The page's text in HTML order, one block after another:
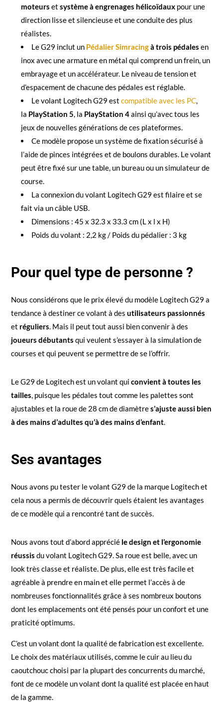
moteurs et système à engrenages hélicoïdaux pour une
direction lisse et silencieuse et une conduite des plus
réalistes.
Le G29 inclut un Pédalier Simracingà trois pédales en
inox avec une armature en métal qui comprend un frein, un
embrayage et un accélérateur. Le niveau de tension et
d’espacement de chacune des pédales est réglable.
Le volant Logitech G29 est compatible avec les PC,
la PlayStation 5, la PlayStation 4ainsi qu’avec tous les
jeux de nouvelles générations de ces plateformes.
Ce modèle propose un système de fixation sécurisé à
l’aide de pinces intégrées et de boulons durables. Le volant
peut être fixé sur une table, un bureau ou un simulateur de
course.
La connexion du volant Logitech G29 est filaire et se
fait via un câble USB.
Dimensions : 45 x 32.3 x 33.3 cm (L x l x H)
Poids du volant : 2,2 kg / Poids du pédalier : 3 kg
Pour quel type de personne ?
Nous considérons que le prix élevé du modèle Logitech G29 a
tendance à destiner ce volant à des utilisateurs passionnés
et réguliers. Mais il peut tout aussi bien convenir à des
joueurs débutants qui veulent s’essayer à la simulation de
courses et qui peuvent se permettre de se l’offrir.
Le G29 de Logitech est un volant qui convient à toutes les
tailles, puisque les pédales tout comme les palettes sont
ajustables et la roue de 28 cm de diamètres’ajuste aussi bien
à des mains d’adultes qu’à des mains d’enfant.
Ses avantages
Nous avons pu tester le volant G29 de la marque Logitech et
cela nous a permis de découvrir quels étaient les avantages
de ce modèle qui a rencontré tant de succès.
Nous avons tout d’abord apprécié le design et l’ergonomie
réussis du volant Logitech G29. Sa roue est belle, avec un
look très classe et réaliste. De plus, elle est très facile et
agréable à prendre en main et elle permet l’accès à de
nombreuses fonctionnalités grâce à ses nombreux boutons
dont les emplacements ont été pensés pour un confort et une
praticité optimums.
C’est un volant dont la qualité de fabrication est excellente.
Le choix des matériaux utilisés, comme le cuir au lieu du
caoutchouc choisi par la plupart des concurrents du marché,
font de ce modèle un volant dont la qualité est placée en haut
de la gamme.